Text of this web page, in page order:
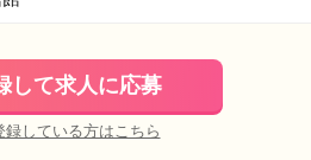
して求人に応募
録している方はこちら